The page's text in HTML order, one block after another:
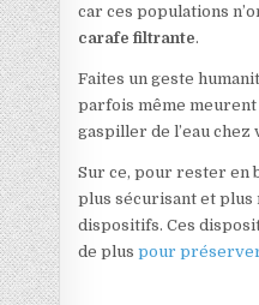
car ces populations
carafe filtrante.
Faites un geste
parfois même meurent
gaspiller de l’eau chez
Sur ce, pour rester en
plus sécurisant et plus
dispositifs. Ces
de pluspour